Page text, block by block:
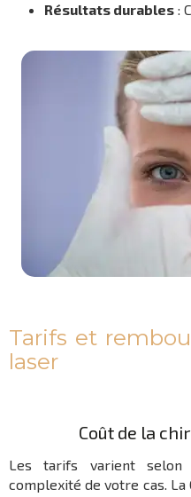
Résultats durables :
Tarifs et
laser
Coût de la
Les tarifs varient
complexité de votre cas. La